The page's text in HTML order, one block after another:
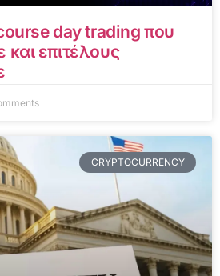
day trading που
επιτέλους
CRYPTOCURRENCY